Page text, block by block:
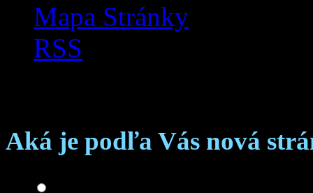
Mapa Stránky
RSS
Aká je podľa Vás nová